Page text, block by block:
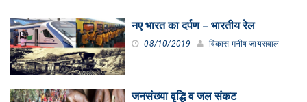
नए भारत का दर्पण – भारतीय रेल
08/10/2019 विकास मनीष जायसवाल
जनसंख्या वृद्धि व जल संकट